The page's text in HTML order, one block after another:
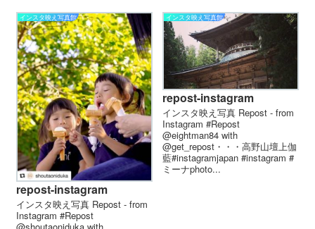
インスタ映え写真館
repost-instagram
インスタ映え写真 Repost - from
Instagram #Repost
インスタ映え写真館
repost-instagram
インスタ映え写真 Repost - from
Instagram #Repost
@eightman84 with
@get_repost・・・高野山壇上伽
藍#instagramjapan #instagram #
ミーナphoto...